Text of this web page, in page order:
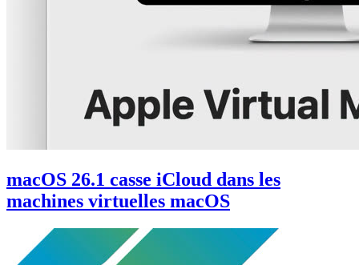
macOS 26.1 casse iCloud dans les
machines virtuelles macOS